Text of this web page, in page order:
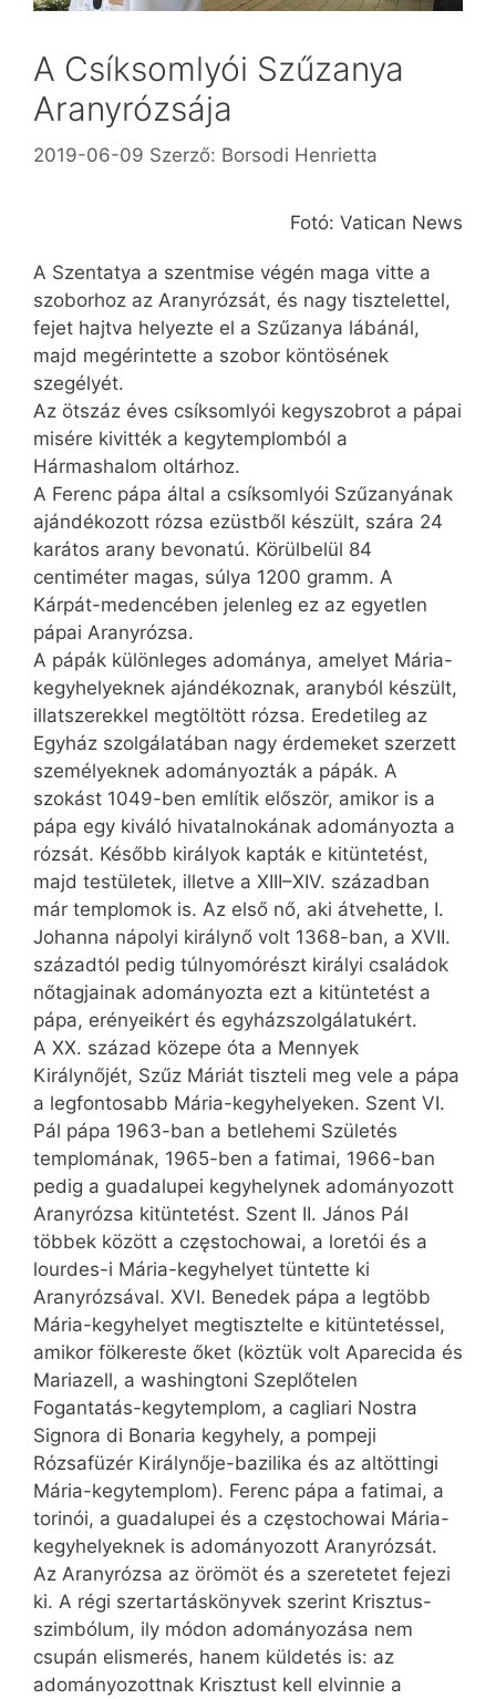
A Csíksomlyói Szűzanya
Aranyrózsája
2019-06-09 Szerző: Borsodi Henrietta
Fotó: Vatican News
A Szentatya a szentmise végén maga vitte a
szoborhoz az Aranyrózsát, és nagy tisztelettel,
fejet hajtva helyezte el a Szűzanya lábánál,
majd megérintette a szobor köntösének
szegélyét.
Az ötszáz éves csíksomlyói kegyszobrot a pápai
misére kivitték a kegytemplomból a
Hármashalom oltárhoz.
A Ferenc pápa által a csíksomlyói Szűzanyának
ajándékozott rózsa ezüstből készült, szára 24
karátos arany bevonatú. Körülbelül 84
centiméter magas, súlya 1200 gramm. A
Kárpát-medencében jelenleg ez az egyetlen
pápai Aranyrózsa.
A pápák különleges adománya, amelyet Mária-
kegyhelyeknek ajándékoznak, aranyból készült,
illatszerekkel megtöltött rózsa. Eredetileg az
Egyház szolgálatában nagy érdemeket szerzett
személyeknek adományozták a pápák. A
szokást 1049-ben említik először, amikor is a
pápa egy kiváló hivatalnokának adományozta a
rózsát. Később királyok kapták e kitüntetést,
majd testületek, illetve a XIII–XIV. században
már templomok is. Az első nő, aki átvehette, I.
Johanna nápolyi királynő volt 1368-ban, a XVII.
századtól pedig túlnyomórészt királyi családok
nőtagjainak adományozta ezt a kitüntetést a
pápa, erényeikért és egyházszolgálatukért.
A XX. század közepe óta a Mennyek
Királynőjét, Szűz Máriát tiszteli meg vele a pápa
a legfontosabb Mária-kegyhelyeken. Szent VI.
Pál pápa 1963-ban a betlehemi Születés
templomának, 1965-ben a fatimai, 1966-ban
pedig a guadalupei kegyhelynek adományozott
Aranyrózsa kitüntetést. Szent II. János Pál
többek között a częstochowai, a loretói és a
lourdes-i Mária-kegyhelyet tüntette ki
Aranyrózsával. XVI. Benedek pápa a legtöbb
Mária-kegyhelyet megtisztelte e kitüntetéssel,
amikor fölkereste őket (köztük volt Aparecida és
Mariazell, a washingtoni Szeplőtelen
Fogantatás-kegytemplom, a cagliari Nostra
Signora di Bonaria kegyhely, a pompeji
Rózsafüzér Királynője-bazilika és az altöttingi
Mária-kegytemplom). Ferenc pápa a fatimai, a
torinói, a guadalupei és a częstochowai Mária-
kegyhelyeknek is adományozott Aranyrózsát.
Az Aranyrózsa az örömöt és a szeretetet fejezi
ki. A régi szertartáskönyvek szerint Krisztus-
szimbólum, ily módon adományozása nem
csupán elismerés, hanem küldetés is: az
adományozottnak Krisztust kell elvinnie a